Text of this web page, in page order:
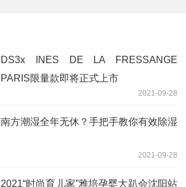
DS3x INES DE LA FRESSANGE
PARIS限量款即将正式上市
2021-09-28
南方潮湿全年无休？手把手教你有效除湿
2021-09-28
2021“时尚育儿家”雅培孕婴大趴会沈阳站